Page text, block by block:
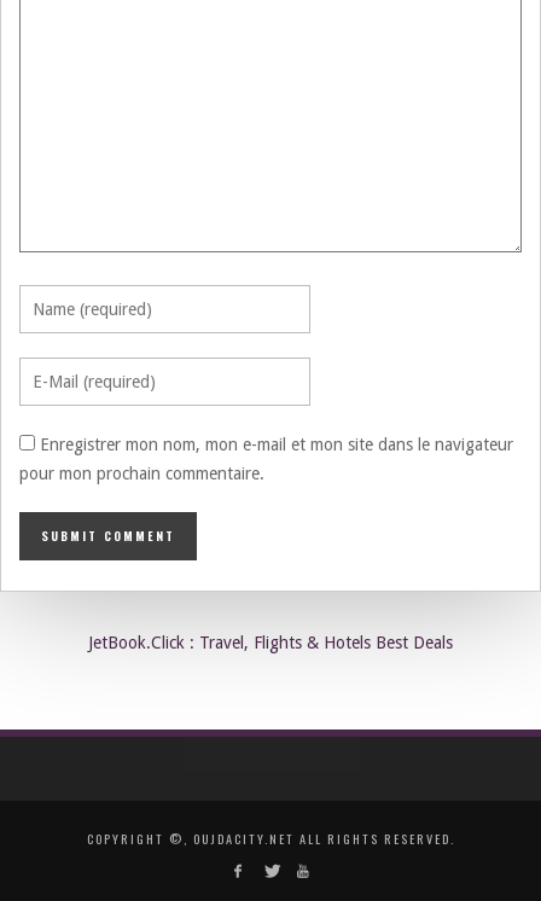
Enregistrer mon nom, mon e-mail et mon site dans le navigateur
pour mon prochain commentaire.
JetBook.Click : Travel, Flights & Hotels Best Deals
COPYRIGHT ©, OUJDACITY.NET ALL RIGHTS RESERVED.